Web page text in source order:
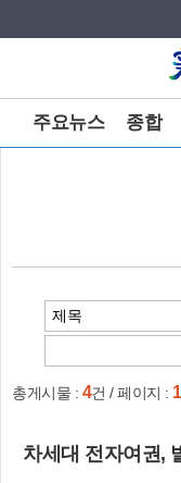
주요뉴스 종합
총게시물 : 4건 / 페이지 : 1
차세대 전자여권,